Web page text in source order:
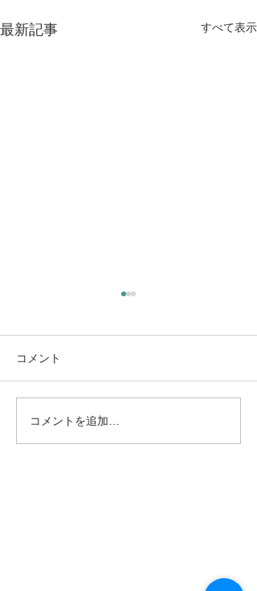
最新記事 すべて表示
3月も終わりに近づき、新年
れる時期となりました。 年度
最後のコンサートを終えつ
コメント
コメントを追加…